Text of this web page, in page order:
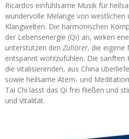
Ricardos einfühlsame Musik für
wundervolle Melange von westlichen
Klangwelten. Die harmonischen
der Lebensenergie (Qi) an, wirken
unterstützen den Zuhörer, die eigene
entspannt wohlzufühlen. Die sanften
die vitalisierenden, aus China
sowie heilsame Atem- und
Tai Chi lässt das Qi frei fließen und
und Vitalität.